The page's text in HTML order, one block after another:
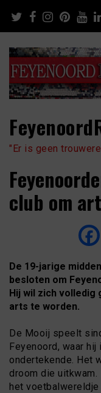
content
"Er is geen
club om
De 19-jarige
besloten om
Hij wil zich volledig
arts te worden.
De Mooij speelt
Feyenoord, waar
ondertekende. Het
droom die
het